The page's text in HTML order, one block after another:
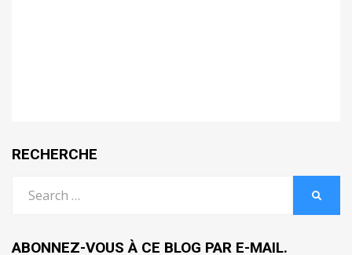
RECHERCHE
for:
ABONNEZ-VOUS À CE BLOG PAR E-MAIL.